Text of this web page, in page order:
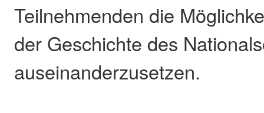
Teilnehmenden die
der Geschichte des
auseinanderzusetzen.